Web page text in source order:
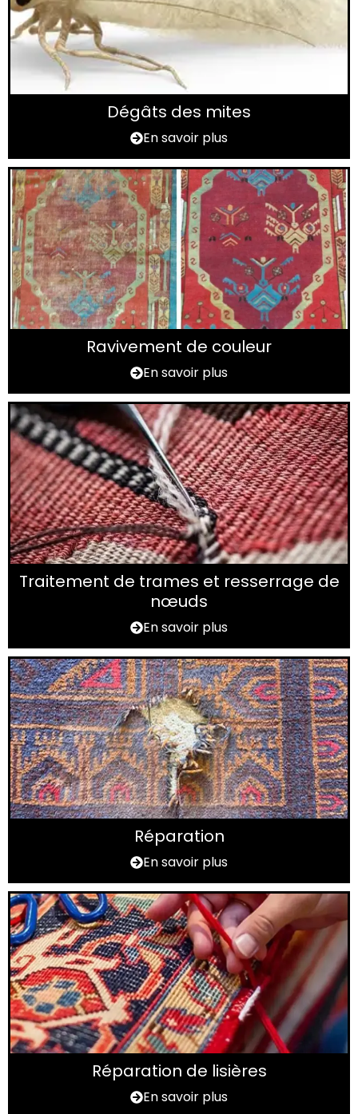
Dégâts des mites
En savoir plus
Ravivement de couleur
En savoir plus
Traitement de trames et resserrage de
nœuds
En savoir plus
Réparation
En savoir plus
Réparation de lisières
En savoir plus